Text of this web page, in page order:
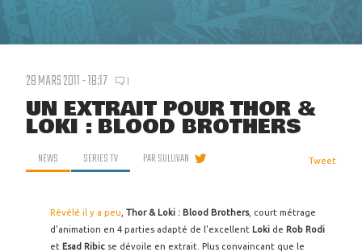
28 MARS 2011 - 18:17 1
UN EXTRAIT POUR THOR &
LOKI : BLOOD BROTHERS
NEWS SERIES TV PARSULLIVAN Tweet
Révélé il y a peu Thor & Loki : Blood Brothers, court métrage
d'animation en 4 parties adapté de l'excellent Loki de Rob Rodi
et Esad Ribic se dévoile en extrait. Plus convaincant que le